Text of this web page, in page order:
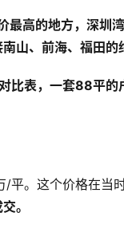
最高的地方，深圳
山、前海、福田的
比表，一套88平
平。这个价格在当
。